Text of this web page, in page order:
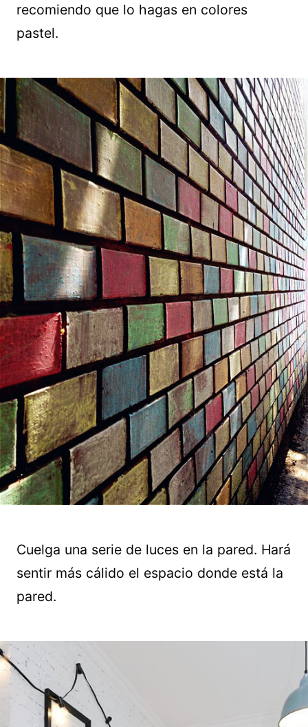
recomiendo que lo hagas en colores
pastel.
Cuelga una serie de luces en la pared. Hará
sentir más cálido el espacio donde está la
pared.